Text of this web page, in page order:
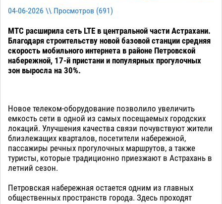
04-06-2026 \\ Просмотров (691)
МТС расширила сеть LTE в центральной части Астрахани.
Благодаря строительству новой базовой станции средняя
скорость мобильного интернета в районе Петровской
набережной, 17-й пристани и популярных прогулочных
зон выросла на 30%.
Новое телеком-оборудование позволило увеличить
емкость сети в одной из самых посещаемых городских
локаций. Улучшения качества связи почувствуют жители
близлежащих кварталов, посетители набережной,
пассажиры речных прогулочных маршрутов, а также
туристы, которые традиционно приезжают в Астрахань в
летний сезон.
Петровская набережная остается одним из главных
общественных пространств города. Здесь проходят